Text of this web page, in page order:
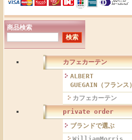
商品検索
カフェカーテン
ALBERT
GUEGAIN（フランス）
カフェカーテン
private order
ブランドで選ぶ